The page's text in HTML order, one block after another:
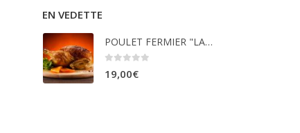
EN VEDETTE
POULET FERMIER "LABEL ROUGE"(UNIQUEMENT VENDREDI SOIR, SAMEDI SOIR ET DIMANCHE MIDI)
19,00€